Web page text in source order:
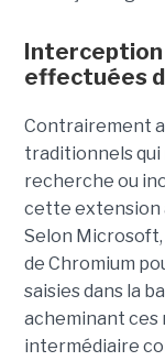
Interception
effectuées
Contrairement
traditionnels
recherche ou
cette extension
Selon
de Chromium
saisies dans la
acheminant
intermédiaire